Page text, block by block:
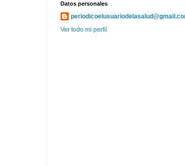
Datos personales
Ver todo mi perfil